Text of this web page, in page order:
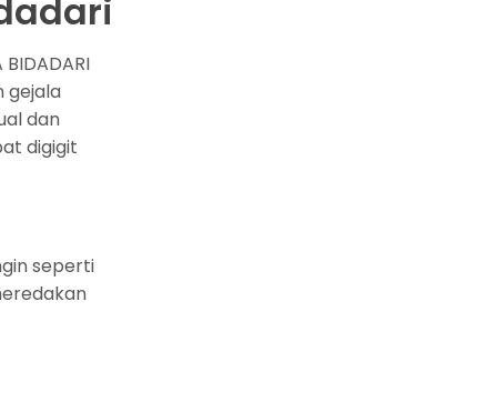
BIDADARI
gejala
dan
digigit
seperti